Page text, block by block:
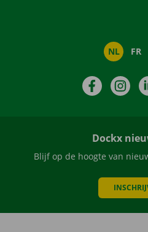
NL FR
Facebook
Dockx
Blijf op de hoogte van